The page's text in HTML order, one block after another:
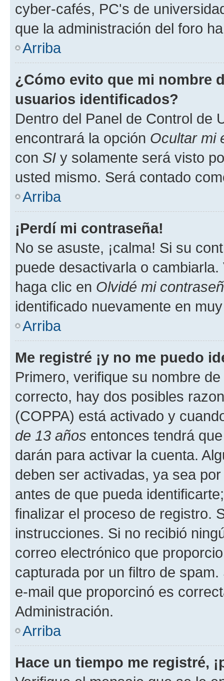
cyber-cafés, PC's de
que la administración del foro
Arriba
¿Cómo evito que mi nombre
usuarios identificados?
Dentro del Panel de Control de
encontrará la opción Ocultar mi
con SI y solamente será visto
usted mismo. Será contado
Arriba
¡Perdí mi contraseña!
No se asuste, ¡calma! Si su
puede desactivarla o
haga clic en Olvidé mi
identificado nuevamente en
Arriba
Me registré ¡y no me puedo
Primero, verifique su nombre
correcto, hay dos posibles
(COPPA) está activado y
de 13 años entonces tendrá
darán para activar la cuenta.
deben ser activadas, ya sea
antes de que pueda
finalizar el proceso de registro.
instrucciones. Si no recibió
correo electrónico que
capturada por un filtro de
e-mail que proporcinó es
Administración.
Arriba
Hace un tiempo me registré,